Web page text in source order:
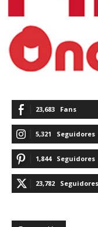
23,683 Fans
5,321 Seguidores
1,844 Seguidores
23,782 Seguidores